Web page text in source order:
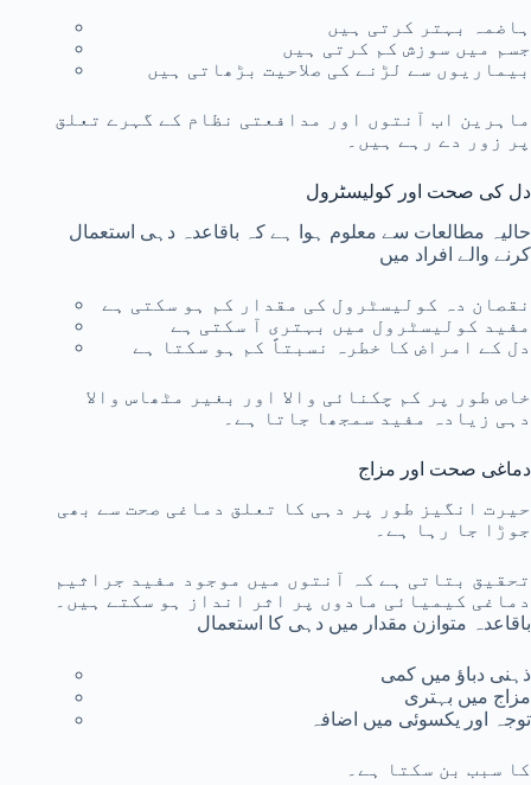
ہاضمہ بہتر کرتی ہیں
جسم میں سوزش کم کرتی ہیں
بیماریوں سے لڑنے کی صلاحیت بڑھاتی ہیں
ماہرین اب آنتوں اور مدافعتی نظام کے گہرے تعلق
پر زور دے رہے ہیں۔
دل کی صحت اور کولیسٹرول
حالیہ مطالعات سے معلوم ہوا ہے کہ باقاعدہ دہی استعمال
کرنے والے افراد میں
نقصان دہ کولیسٹرول کی مقدار کم ہو سکتی ہے
مفید کولیسٹرول میں بہتری آ سکتی ہے
دل کے امراض کا خطرہ نسبتاً کم ہو سکتا ہے
خاص طور پر کم چکنائی والا اور بغیر مٹھاس والا
دہی زیادہ مفید سمجھا جاتا ہے۔
دماغی صحت اور مزاج
حیرت انگیز طور پر دہی کا تعلق دماغی صحت سے بھی
جوڑا جا رہا ہے۔
تحقیق بتاتی ہے کہ آنتوں میں موجود مفید جراثیم
دماغی کیمیائی مادوں پر اثر انداز ہو سکتے ہیں۔
باقاعدہ متوازن مقدار میں دہی کا استعمال
ذہنی دباؤ میں کمی
مزاج میں بہتری
توجہ اور یکسوئی میں اضافہ
کا سبب بن سکتا ہے۔